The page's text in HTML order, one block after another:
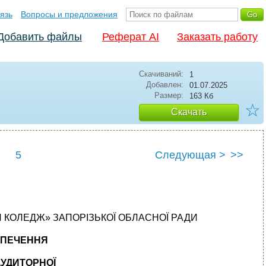
Вопросы и предложения
файлы Реферат AI Заказать работу
Скачиваний:
1
Добавлен:
01.07.2025
Размер:
163 Кб
Скачать ☆
5 Следующая > >>
ЗАПОРІЗЬКОЇ ОБЛАСНОЇ РАДИ